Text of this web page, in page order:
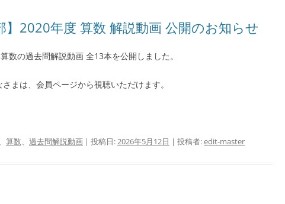
】2020年度 算数 解説動画 公開のお知らせ
数の過去問解説動画 全13本を公開しました。
さまは、会員ページから視聴いただけます。
算数、 過去問解説動画 | 投稿日:2026年5月12日 | 投稿者:edit-master